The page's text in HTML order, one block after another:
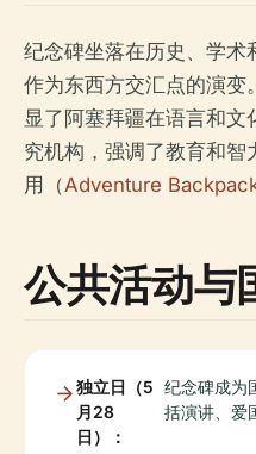
纪念碑坐落在历史、学术
作为东西方交汇点的演变
显了阿塞拜疆在语言和
究机构，强调了教育和
用（Adventure
公共活动与
独立日（5
月28
日）：
纪念碑成为
括演讲、爱